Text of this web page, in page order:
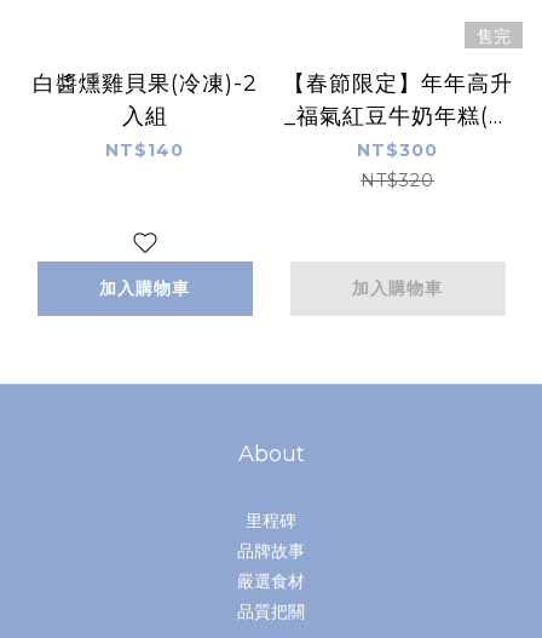
白醬燻雞貝果(冷凍)-2
入組
NT$140
加入購物車
售完
【春節限定】年年高升
_福氣紅豆牛奶年糕(冷
凍)
NT$300
NT$320
加入購物車
About
里程碑
品牌故事
嚴選食材
品質把關